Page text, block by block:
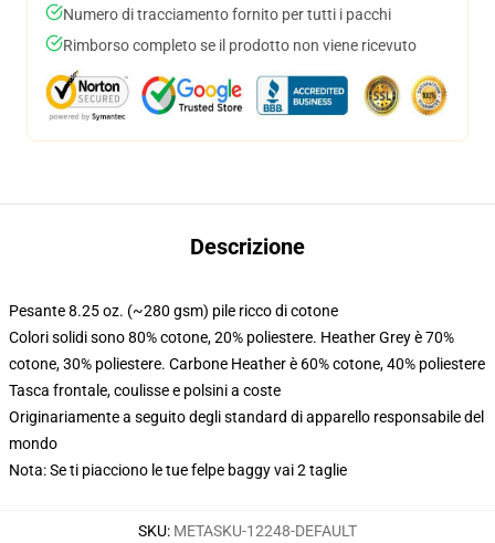
Numero di tracciamento fornito per tutti i pacchi
Rimborso completo se il prodotto non viene ricevuto
Descrizione
Pesante 8.25 oz. (~280 gsm) pile ricco di cotone
Colori solidi sono 80% cotone, 20% poliestere. Heather Grey è 70%
cotone, 30% poliestere. Carbone Heather è 60% cotone, 40% poliestere
Tasca frontale, coulisse e polsini a coste
Originariamente a seguito degli standard di apparello responsabile del
mondo
Nota: Se ti piacciono le tue felpe baggy vai 2 taglie
SKU: METASKU-12248-DEFAULT